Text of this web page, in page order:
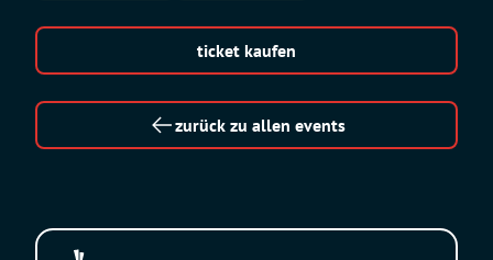
ticket kaufen
zurück zu allen events